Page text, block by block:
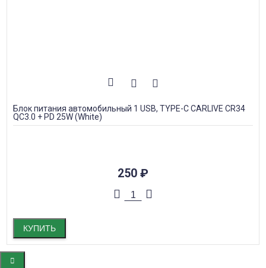
Блок питания автомобильный 1 USB, TYPE-C CARLIVE CR34
QC3.0 + PD 25W (White)
250 ₽
КУПИТЬ